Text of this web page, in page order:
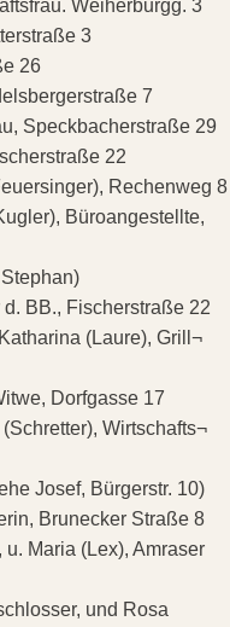
Weiherburgg. 3
3
26
7
Speckbacherstraße 29
22
Rechenweg 8
Büroangestellte,
BB., Fischerstraße 22
(Laure), Grill¬
Dorfgasse 17
Wirtschafts¬
Josef, Bürgerstr. 10)
Brunecker Straße 8
Maria (Lex), Amraser
und Rosa